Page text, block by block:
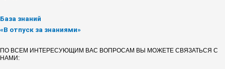
База знаний
«В отпуск за знаниями»
ПО ВСЕМ ИНТЕРЕСУЮЩИМ ВАС ВОПРОСАМ ВЫ МОЖЕТЕ СВЯЗАТЬСЯ С
НАМИ: